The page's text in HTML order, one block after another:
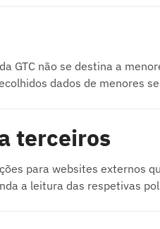
GTC não se destina a
dados de menores
terceiros
para websites externos
a leitura das respetivas